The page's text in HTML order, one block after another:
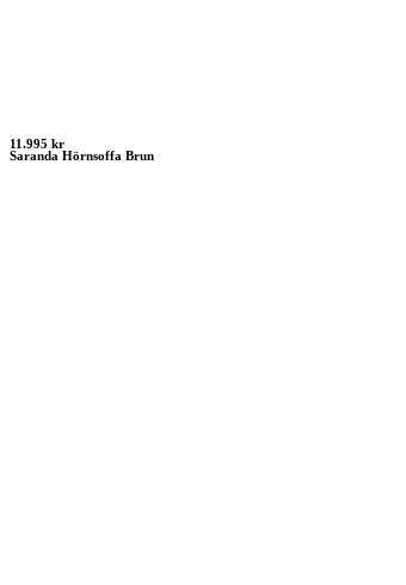
11.995 kr
Saranda Hörnsoffa Brun